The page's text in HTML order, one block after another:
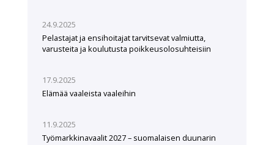
24.9.2025
Pelastajat ja ensihoitajat tarvitsevat valmiutta,
varusteita ja koulutusta poikkeusolosuhteisiin
17.9.2025
Elämää vaaleista vaaleihin
11.9.2025
Työmarkkinavaalit 2027 – suomalaisen duunarin